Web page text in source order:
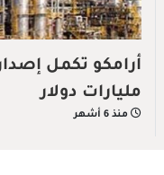
مليارات دولار
منذ 6 أشهر